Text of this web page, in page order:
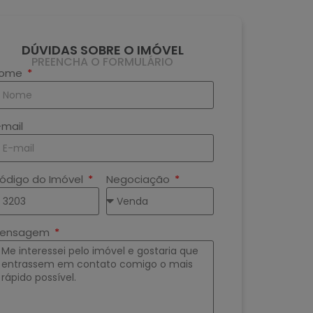
DÚVIDAS SOBRE O IMÓVEL
PREENCHA O FORMULÁRIO
do Imóvel Negociação